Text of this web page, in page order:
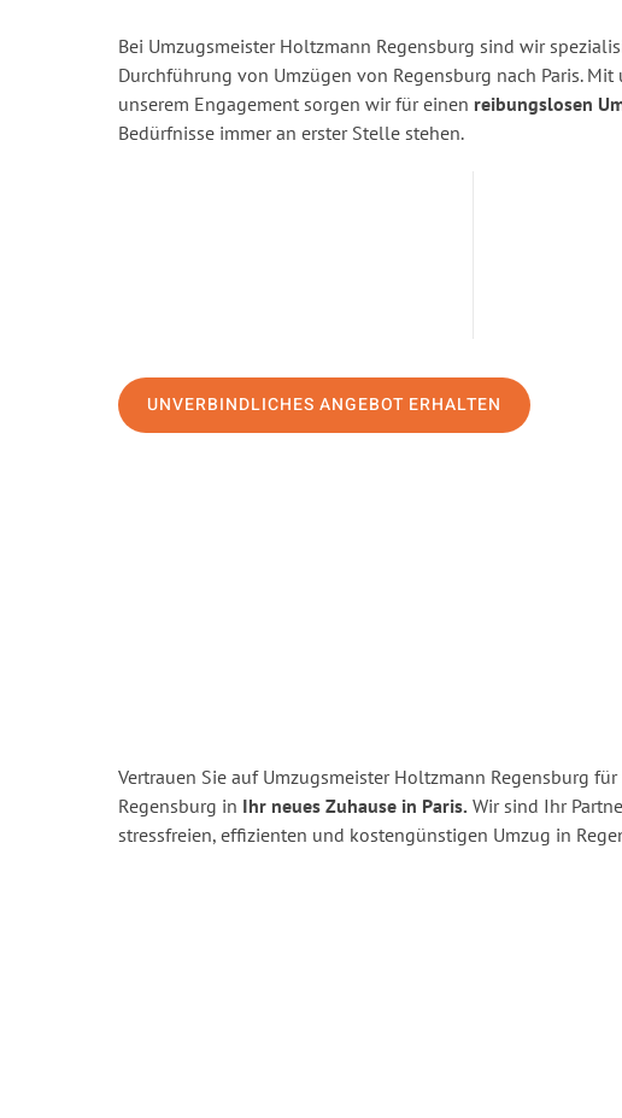
Bei Umzugsmeister Holtzmann Regensburg sind wir
Durchführung von Umzügen von Regensburg nach Paris. Mit
unserem Engagement sorgen wir für einen reibungslosen
Bedürfnisse immer an erster Stelle stehen.
UNVERBINDLICHES ANGEBOT ERHALTEN
Vertrauen Sie auf Umzugsmeister Holtzmann Regensburg
Regensburg in Ihr neues Zuhause in Paris. Wir sind Ihr
stressfreien, effizienten und kostengünstigen Umzug in